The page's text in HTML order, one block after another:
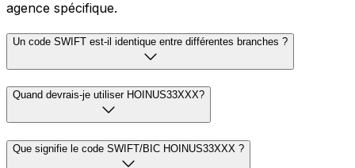
agence spécifique.
Un code SWIFT est-il identique entre différentes branches ?
Quand devrais-je utiliser HOINUS33XXX?
Que signifie le code SWIFT/BIC HOINUS33XXX ?